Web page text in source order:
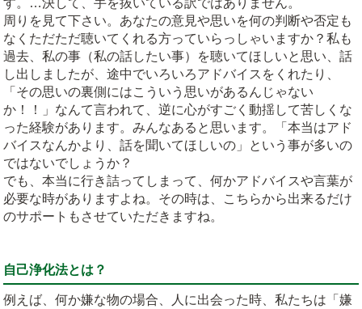
周りを見て下さい。あなたの意見や思いを何の判断や否定も
なくただただ聴いてくれる方っていらっしゃいますか？私も
過去、私の事（私の話したい事）を聴いてほしいと思い、話
し出しましたが、途中でいろいろアドバイスをくれたり、
「その思いの裏側にはこういう思いがあるんじゃない
か！！」なんて言われて、逆に心がすごく動揺して苦しくな
った経験があります。みんなあると思います。「本当はアド
バイスなんかより、話を聞いてほしいの」という事が多いの
ではないでしょうか？
でも、本当に行き詰ってしまって、何かアドバイスや言葉が
必要な時がありますよね。その時は、こちらから出来るだけ
のサポートもさせていただきますね。
自己浄化法とは？
例えば、何か嫌な物の場合、人に出会った時、私たちは「嫌